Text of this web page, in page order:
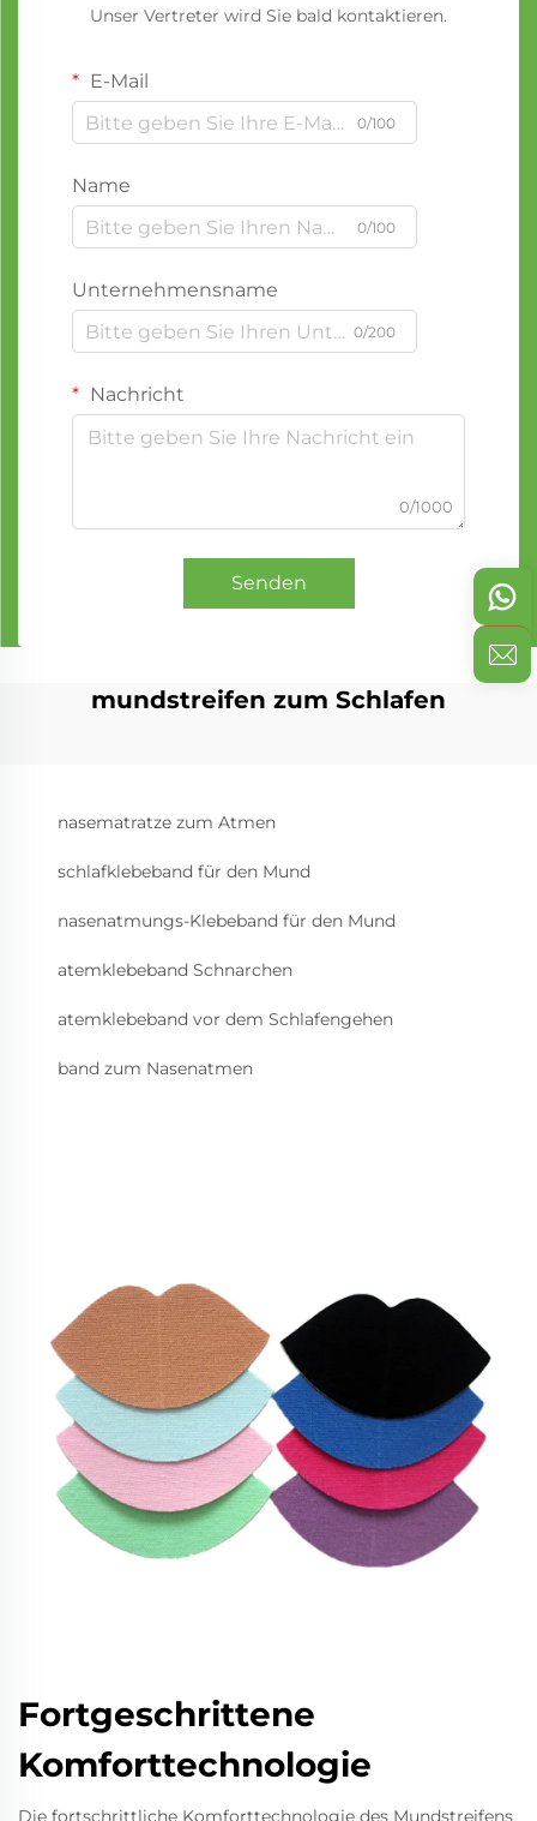
Unser Vertreter wird Sie bald kontaktieren.
E-Mail
0/100
Name
0/100
Unternehmensname
0/200
Nachricht
0/1000
Senden
mundstreifen zum Schlafen
nasematratze zum Atmen
schlafklebeband für den Mund
nasenatmungs-Klebeband für den Mund
atemklebeband Schnarchen
atemklebeband vor dem Schlafengehen
band zum Nasenatmen
Fortgeschrittene
Komforttechnologie
Die fortschrittliche Komforttechnologie des Mundstreifens